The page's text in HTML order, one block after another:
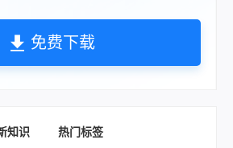
免费下载
知识 热门标签